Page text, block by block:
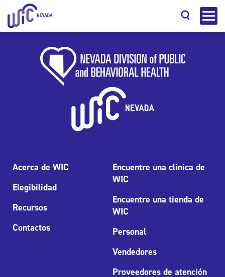
Buscar
Acerca de WIC
Elegibilidad
Recursos
Contactos
Encuentre una clínica de
WIC
Encuentre una tienda de
WIC
Personal
Vendedores
Proveedores de atención